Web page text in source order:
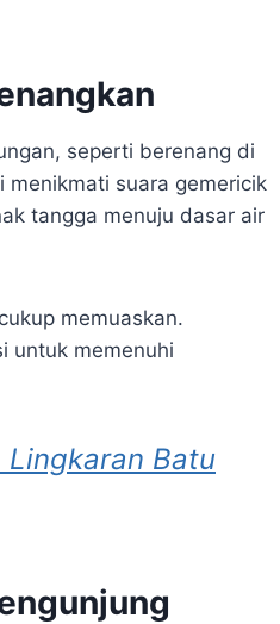
seperti berenang di
suara gemericik
tangga menuju dasar air
memuaskan.
untuk memenuhi
Lingkaran Batu